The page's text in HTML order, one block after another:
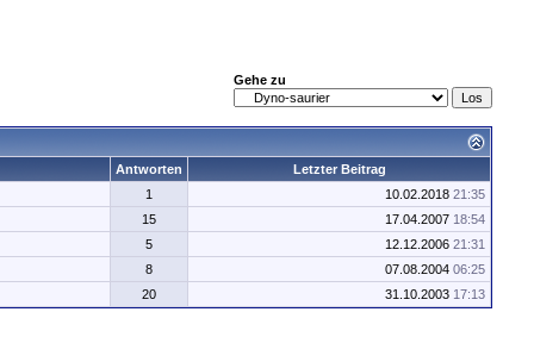
Gehe zu
Antworten
Letzter Beitrag
1
10.02.2018 21:35
15
17.04.2007 18:54
5
12.12.2006 21:31
8
07.08.2004 06:25
20
31.10.2003 17:13